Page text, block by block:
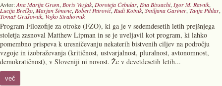
Avtor:Ana Marija Grum, Boris Vezjak, Doroteja Čebular, Ena Bissachi, Igor M. Ravnik,
Lucija Brečko, Marjan Šimenc, Robert Petrovič, Rudi Kotnik, Smiljana Gartner, Tanja Pihlar,
Tomaž Grušovnik, Vojko Strahovnik
Program Filozofije za otroke (FZO), ki ga je v sedemdesetih letih prejšnjega
stoletja zasnoval Matthew Lipman in se je uveljavil kot program, ki lahko
pomembno prispeva k uresničevanju nekaterih bistvenih ciljev na področju
vzgoje in izobraževanja (kritičnost, ustvarjalnost, pluralnost, avtonomnost,
demokratičnost), v Sloveniji ni novost. Že v devetdesetih letih...
več